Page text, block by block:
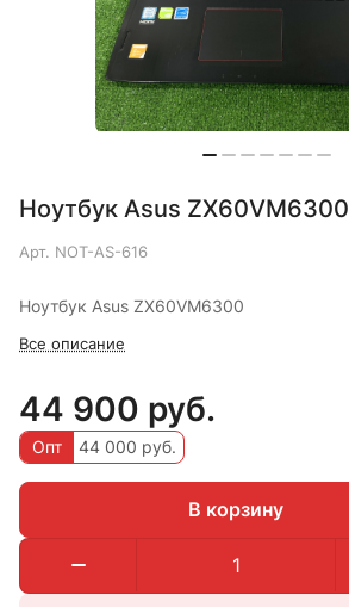
Ноутбук Asus ZX60VM6300
Арт. NOT-AS-616
Ноутбук Asus ZX60VM6300
Все описание
44 900 руб.
Опт 44 000 руб.
В корзину